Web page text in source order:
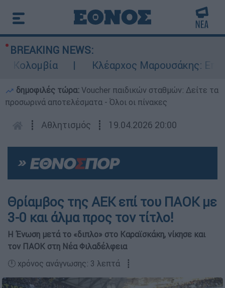
BREAKING NEWS:
Κλέαρχος Μαρουσάκης:
δημοφιλές τώρα: Voucher παιδικών σταθμών: Δείτε τα
προσωρινά αποτελέσματα - Όλοι οι πίνακες
┋ Αθλητισμός ┋ 19.04.2026 20:00
Θρίαμβος της ΑΕΚ επί του ΠΑΟΚ με
3-0 και άλμα προς τον τίτλο!
Η Ένωση μετά το «διπλο» στο Καραϊσκάκη, νίκησε και
τον ΠΑΟΚ στη Νέα Φιλαδέλφεια
🕛 χρόνος ανάγνωσης: 3 λεπτά ┋